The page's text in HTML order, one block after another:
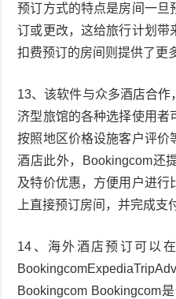
预订方式的特点是房间一旦
订或更改，这给旅行计划带
扣费预订的房间则提供了更
13、该软件与众多酒店合
济型旅馆的各种选择使用者
按照地区价格设施客户评价
酒店此外，Bookingcom还
及特价优惠，方便用户进行
上直接预订房间，并完成支
14、海外酒店预订可以
Bookingcom Bookingcom